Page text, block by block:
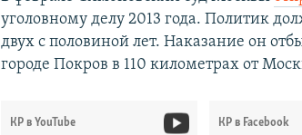
уголовному делу 2013 года. Политик
двух с половиной лет. Наказание он
городе Покров в 110 километрах от
КР в YouTube КР в Facebook